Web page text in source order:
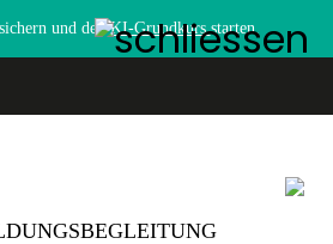
und denKI-Grundkursstarten.